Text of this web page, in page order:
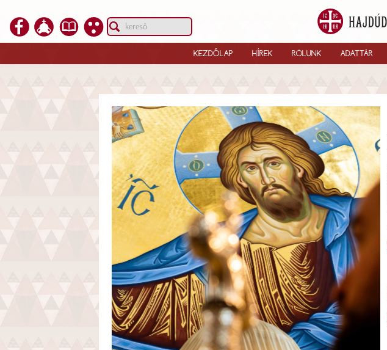
KEZDŐLAP HÍREK RÓLUNK ADATTÁR